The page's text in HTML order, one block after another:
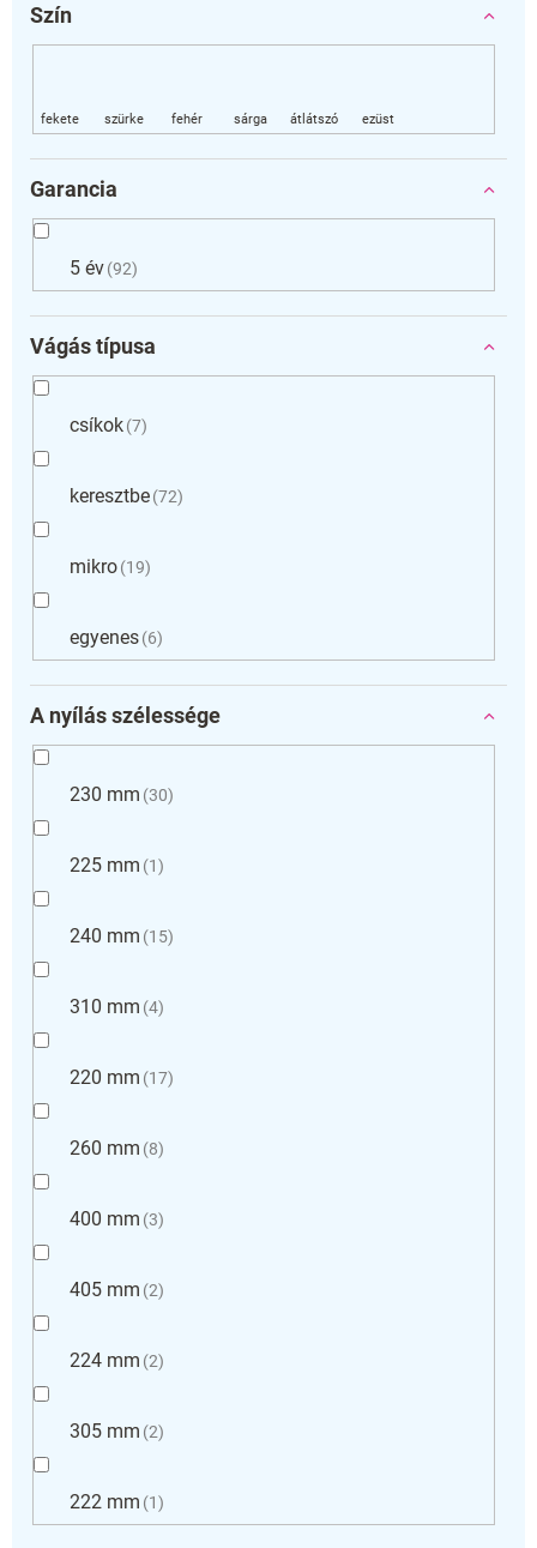
Szín
Garancia
5 év 92
Vágás típusa
csíkok 7
keresztbe 72
mikro 19
egyenes 6
A nyílás szélessége
230 mm 30
225 mm 1
240 mm 15
310 mm 4
220 mm 17
260 mm 8
400 mm 3
405 mm 2
224 mm 2
305 mm 2
222 mm 1